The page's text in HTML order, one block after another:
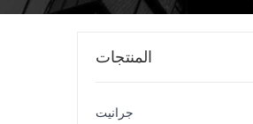
المنتجات
جرانيت